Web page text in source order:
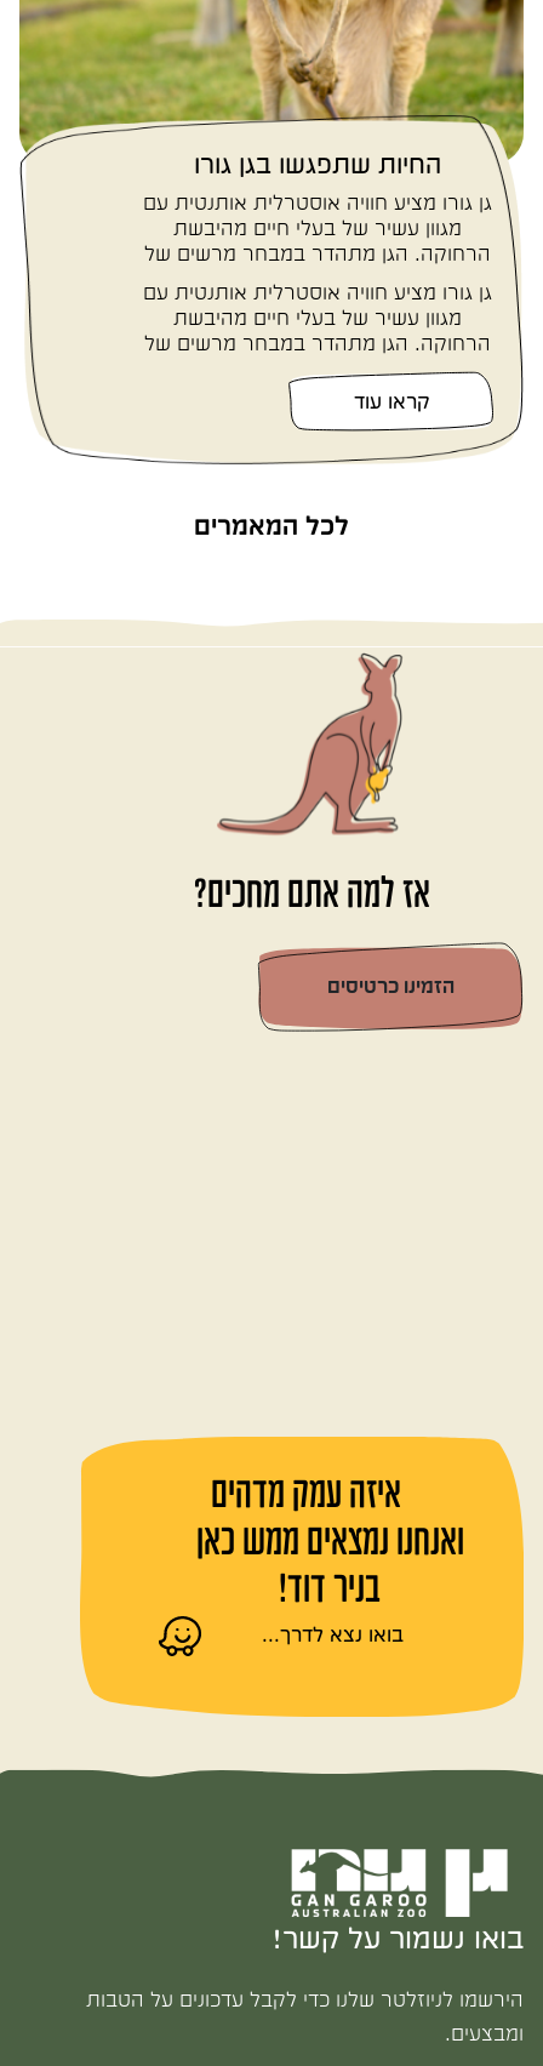
החיות שתפגשו בגן גורו
גן גורו מציע חוויה אוסטרלית אותנטית עם
מגוון עשיר של בעלי חיים מהיבשת
הרחוקה. הגן מתהדר במבחר מרשים של
גן גורו מציע חוויה אוסטרלית אותנטית עם
מגוון עשיר של בעלי חיים מהיבשת
הרחוקה. הגן מתהדר במבחר מרשים של
יונקים,...
קראו עוד
לכל המאמרים
אז למה אתם מחכים?
הזמינו כרטיסים
איזה עמק מדהים
ואנחנו נמצאים ממש כאן
בניר דוד!
בואו נצא לדרך...
בואו נשמור על קשר!
הירשמו לניוזלטר שלנו כדי לקבל עדכונים על הטבות
ומבצעים.